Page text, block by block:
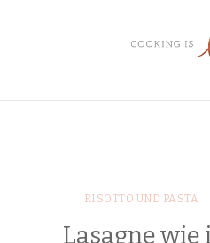
RISOTTO UND PASTA
Lasagne wie